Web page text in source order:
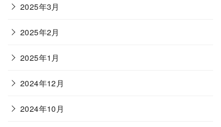
2025年3月
2025年2月
2025年1月
2024年12月
2024年10月